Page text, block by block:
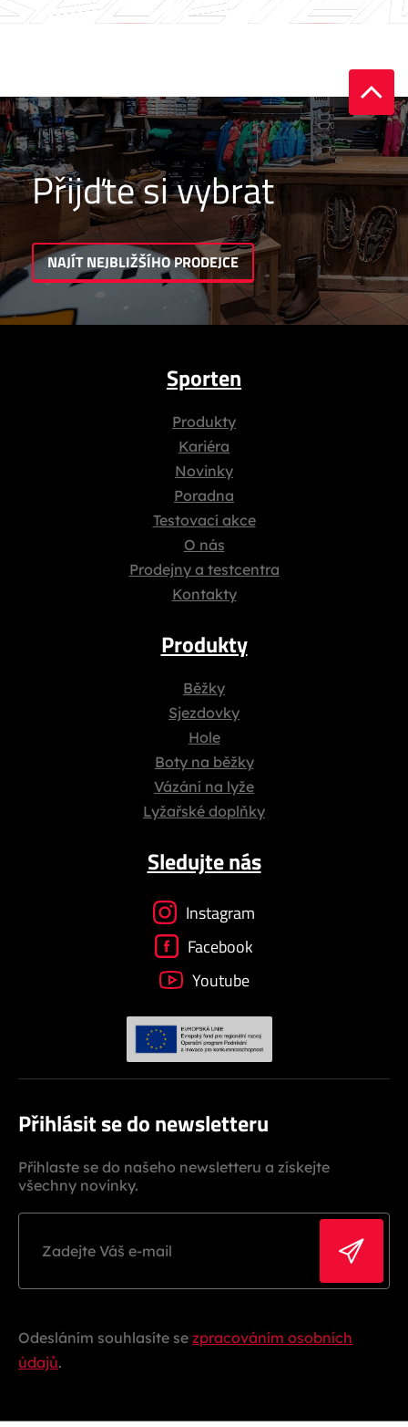
Přijďte si vybrat
NAJÍT NEJBLIŽŠÍHO PRODEJCE
Sporten
Produkty
Kariéra
Novinky
Poradna
Testovací akce
O nás
Prodejny a testcentra
Kontakty
Produkty
Běžky
Sjezdovky
Hole
Boty na běžky
Vázání na lyže
Lyžařské doplňky
Sledujte nás
Instagram
Facebook
Youtube
Přihlásit se do newsletteru
Přihlaste se do našeho newsletteru a získejte
všechny novinky.
Odesláním souhlasíte se zpracováním osobních
údajů.